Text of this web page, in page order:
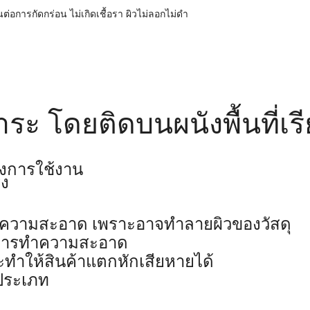
การกัดกร่อน ไม่เกิดเชื้อรา ผิวไม่ลอกไม่ดำ
ะ โดยติดบนผนังพื้นที่เ
การใช้งาน
มสะอาด เพราะอาจทำลายผิวของวัสดุ
รทำความสะอาด
ำให้สินค้าแตกหักเสียหายได้
ะเภท